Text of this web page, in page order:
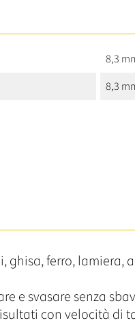
8,3
8,3
ghisa, ferro, lamiera,
e svasare senza
con velocità di